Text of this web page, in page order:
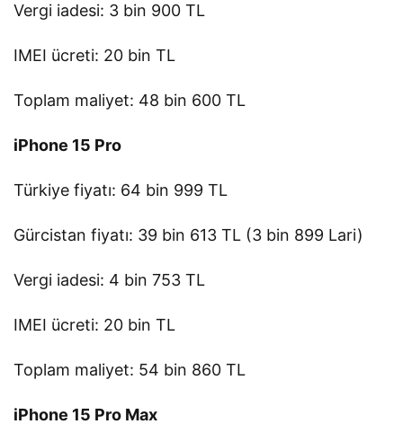
Vergi iadesi: 3 bin 900 TL
IMEI ücreti: 20 bin TL
Toplam maliyet: 48 bin 600 TL
iPhone 15 Pro
Türkiye fiyatı: 64 bin 999 TL
Gürcistan fiyatı: 39 bin 613 TL (3 bin 899 Lari)
Vergi iadesi: 4 bin 753 TL
IMEI ücreti: 20 bin TL
Toplam maliyet: 54 bin 860 TL
iPhone 15 Pro Max